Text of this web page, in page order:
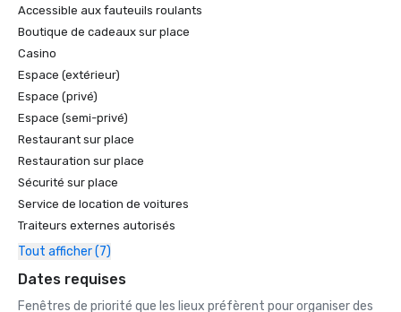
Accessible aux fauteuils roulants
Boutique de cadeaux sur place
Casino
Espace (extérieur)
Espace (privé)
Espace (semi-privé)
Restaurant sur place
Restauration sur place
Sécurité sur place
Service de location de voitures
Traiteurs externes autorisés
Tout afficher (7)
Dates requises
Fenêtres de priorité que les lieux préfèrent pour organiser des